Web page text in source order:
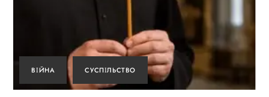
ВІЙНА СУСПІЛЬСТВО